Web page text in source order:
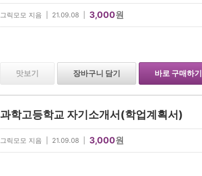
그릭모모 지음 | 21.09.08 | 3,000원
맛보기 장바구니 담기 바로 구매하기
과학고등학교 자기소개서(학업계획서)
그릭모모 지음 | 21.09.08 | 3,000원